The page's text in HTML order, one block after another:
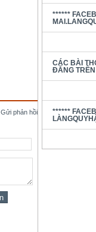
phản hồi
******
CÁC BÀI
ĐĂNG TRÊN
******